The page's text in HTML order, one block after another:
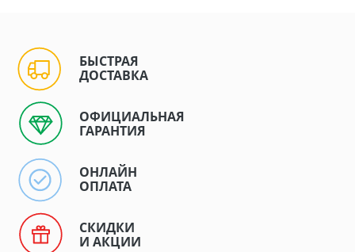
БЫСТРАЯ
ДОСТАВКА
ОФИЦИАЛЬНАЯ
ГАРАНТИЯ
ОНЛАЙН
ОПЛАТА
СКИДКИ
И АКЦИИ